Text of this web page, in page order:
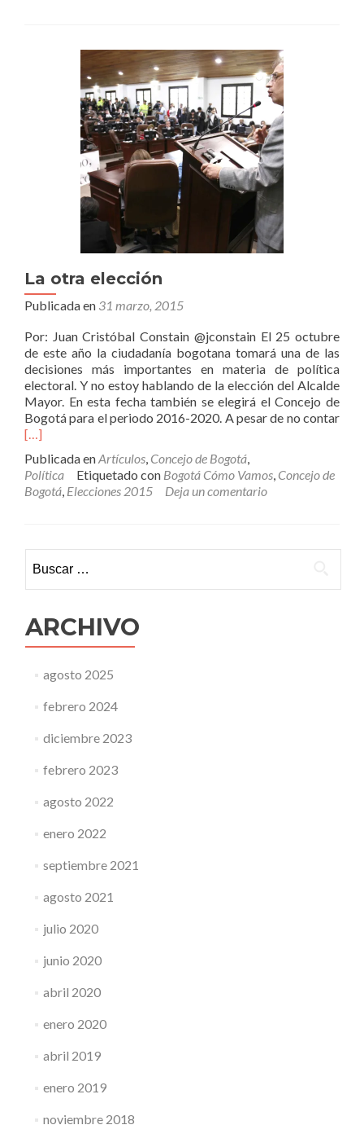
La otra elección
Publicada en 31 marzo, 2015
Por: Juan Cristóbal Constain @jconstain El 25 octubre
de este año la ciudadanía bogotana tomará una de las
decisiones más importantes en materia de política
electoral. Y no estoy hablando de la elección del Alcalde
Mayor. En esta fecha también se elegirá el Concejo de
Bogotá para el periodo 2016-2020. A pesar de no contarLeer
[…]
Publicada enArtículos, Concejo de Bogotá,
Política
Etiquetado con Bogotá Cómo Vamos, Concejo de
Bogotá, Elecciones 2015 Deja un comentario
ARCHIVO
agosto 2025
febrero 2024
diciembre 2023
febrero 2023
agosto 2022
enero 2022
septiembre 2021
agosto 2021
julio 2020
junio 2020
abril 2020
enero 2020
abril 2019
enero 2019
noviembre 2018